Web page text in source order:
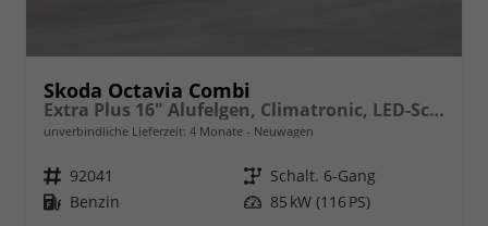
Skoda Octavia Combi
Extra Plus 16" Alufelgen, Climatronic, LED-Scheinwerfer, Parksensoren hinten, Radio 10" + Wireless Smartlink, Tempomat, Multifunktions-Lederlenkrad, Dachreling uvm.
unverbindliche Lieferzeit: 4 Monate Neuwagen
Fahrzeugnr. 92041 Getriebe Schalt. 6-Gang
Kraftstoff Benzin Leistung 85 kW (116 PS)